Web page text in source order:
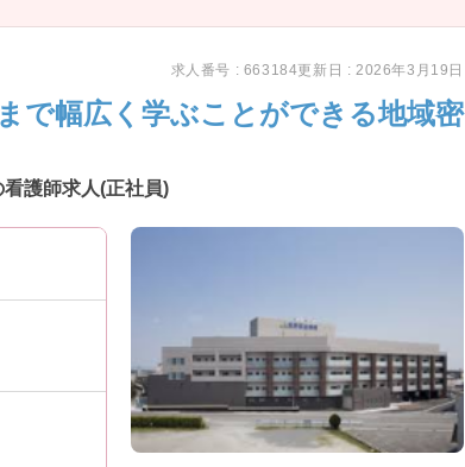
求人番号 : 663184更新日 : 2026年3月19日
で幅広く学ぶことができる地域密
護師求人(正社員)